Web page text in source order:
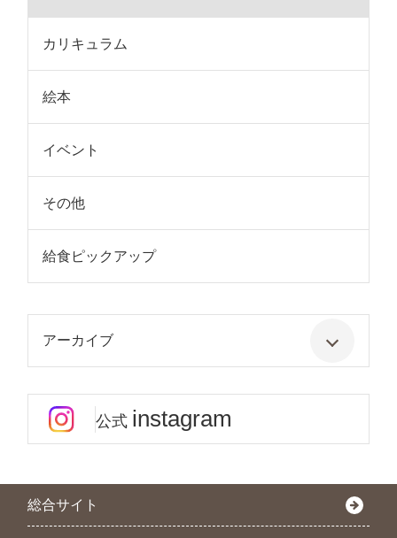
カリキュラム
絵本
イベント
その他
給食ピックアップ
アーカイブ
公式 instagram
総合サイト